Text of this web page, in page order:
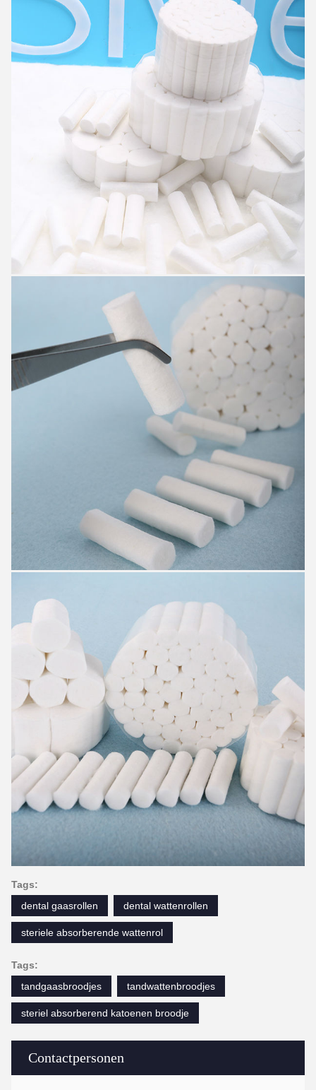
Contactpersonen
Tags:
dental gaasrollen
dental wattenrollen
steriele absorberende wattenrol
Tags:
tandgaasbroodjes
tandwattenbroodjes
steriel absorberend katoenen broodje